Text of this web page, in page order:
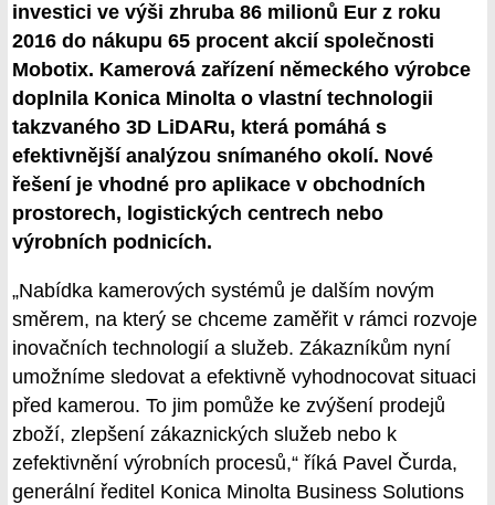
investici ve výši zhruba 86 milionů Eur z roku
2016 do nákupu 65 procent akcií společnosti
Mobotix. Kamerová zařízení německého výrobce
doplnila Konica Minolta o vlastní technologii
takzvaného 3D LiDARu, která pomáhá s
efektivnější analýzou snímaného okolí. Nové
řešení je vhodné pro aplikace v obchodních
prostorech, logistických centrech nebo
výrobních podnicích.
„Nabídka kamerových systémů je dalším novým
směrem, na který se chceme zaměřit v rámci rozvoje
inovačních technologií a služeb. Zákazníkům nyní
umožníme sledovat a efektivně vyhodnocovat situaci
před kamerou. To jim pomůže ke zvýšení prodejů
zboží, zlepšení zákaznických služeb nebo k
zefektivnění výrobních procesů,“ říká Pavel Čurda,
generální ředitel Konica Minolta Business Solutions